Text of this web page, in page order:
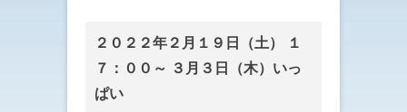
２０２２年２月１９日（土） １
７：００～ ３月３日（木）いっ
ぱい